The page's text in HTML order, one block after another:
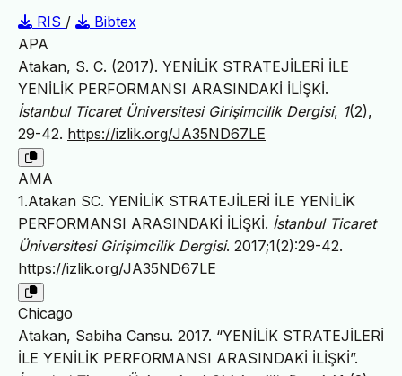
RIS /
Bibtex
APA
Atakan, S. C. (2017). YENİLİK STRATEJİLERİ İLE
YENİLİK PERFORMANSI ARASINDAKİ İLİŞKİ.
İstanbul Ticaret Üniversitesi Girişimcilik Dergisi, 1(2),
29-42. https://izlik.org/JA35ND67LE
AMA
1.Atakan SC. YENİLİK STRATEJİLERİ İLE YENİLİK
PERFORMANSI ARASINDAKİ İLİŞKİ. İstanbul Ticaret
Üniversitesi Girişimcilik Dergisi. 2017;1(2):29-42.
https://izlik.org/JA35ND67LE
Chicago
Atakan, Sabiha Cansu. 2017. “YENİLİK STRATEJİLERİ
İLE YENİLİK PERFORMANSI ARASINDAKİ İLİŞKİ”.